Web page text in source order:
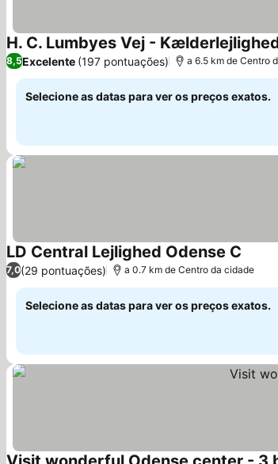
H. C. Lumbyes Vej -
8,5Excelente (197 pontuações) a 6.5 km de Centro
Selecione as datas para ver os preços exatos.
LD Central Lejlighed Odense C
7,0(29 pontuações) a 0.7 km de Centro da cidade
Selecione as datas para ver os preços exatos.